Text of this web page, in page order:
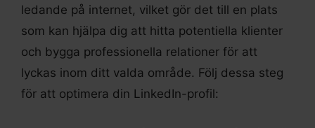
ledande på internet, vilket gör det till en plats
som kan hjälpa dig att hitta potentiella klienter
och bygga professionella relationer för att
lyckas inom ditt valda område. Följ dessa steg
för att optimera din LinkedIn-profil: